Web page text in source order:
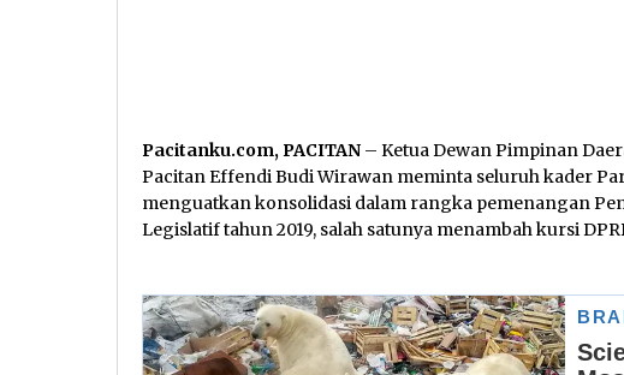
Pacitanku.com, PACITAN – Ketua Dewan Pimpinan
Pacitan Effendi Budi Wirawan meminta seluruh kader
menguatkan konsolidasi dalam rangka pemenangan
Legislatif tahun 2019, salah satunya menambah kursi